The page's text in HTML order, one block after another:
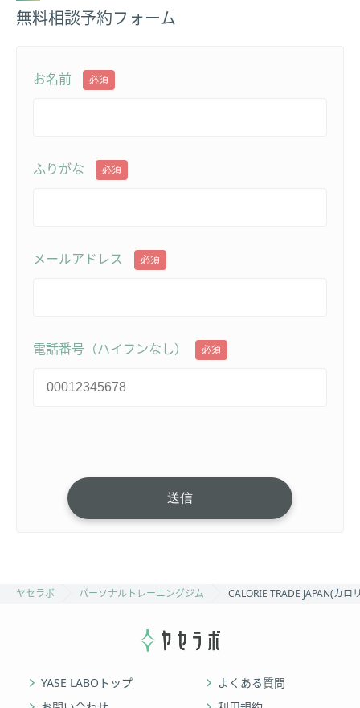
無料相談予約フォーム
お名前 必須
ふりがな 必須
メールアドレス 必須
電話番号（ハイフンなし） 必須
ヤセラボ パーソナルトレーニングジム CALORIE TRADE JAPAN(カ
YASE LABOトップ
よくある質問